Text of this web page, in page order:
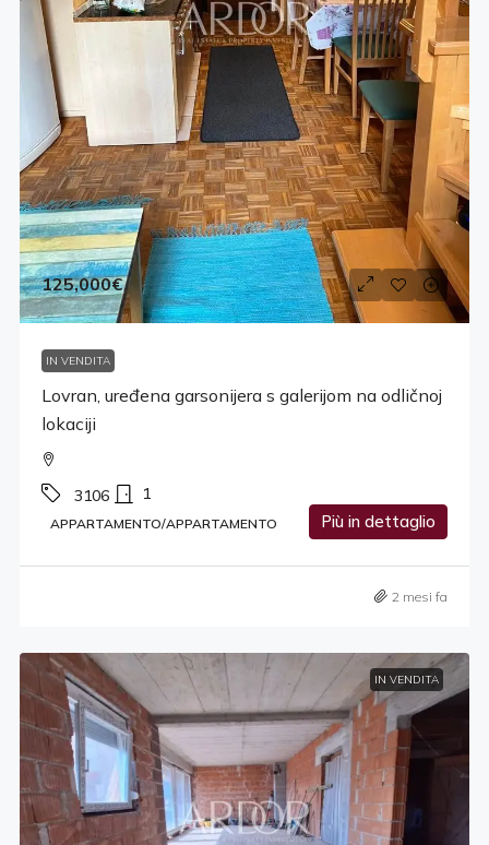
125,000€
IN VENDITA
Lovran, uređena garsonijera s galerijom na odličnoj
lokaciji
3106 1
APPARTAMENTO/APPARTAMENTO Più in dettaglio
2 mesi fa
IN VENDITA